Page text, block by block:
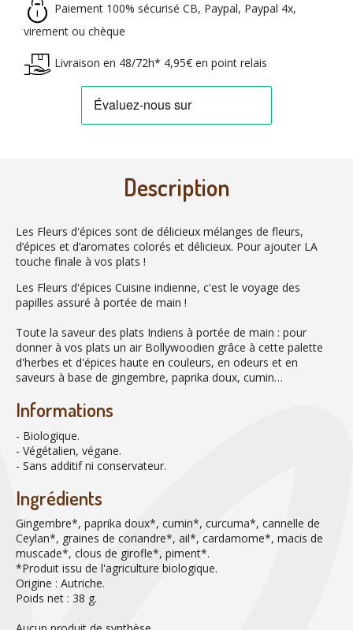
Paiement 100% sécurisé CB, Paypal, Paypal 4x,
virement ou chèque
Livraison en 48/72h* 4,95€ en point relais
Description
Les Fleurs d'épices sont de délicieux mélanges de fleurs,
d’épices et d’aromates colorés et délicieux. Pour ajouter LA
touche finale à vos plats !
Les Fleurs d'épices Cuisine indienne, c'est le voyage des
papilles assuré à portée de main !
Toute la saveur des plats Indiens à portée de main : pour
donner à vos plats un air Bollywoodien grâce à cette palette
d'herbes et d'épices haute en couleurs, en odeurs et en
saveurs à base de gingembre, paprika doux, cumin…
Informations
- Biologique.
- Végétalien, végane.
- Sans additif ni conservateur.
Ingrédients
Gingembre*, paprika doux*, cumin*, curcuma*, cannelle de
Ceylan*, graines de coriandre*, ail*, cardamome*, macis de
muscade*, clous de girofle*, piment*.
*Produit issu de l'agriculture biologique.
Origine : Autriche.
Poids net : 38 g.